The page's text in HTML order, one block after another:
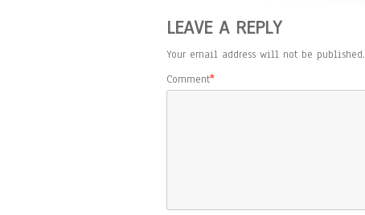
LEAVE A REPLY
Your email address will not be published.
Comment*